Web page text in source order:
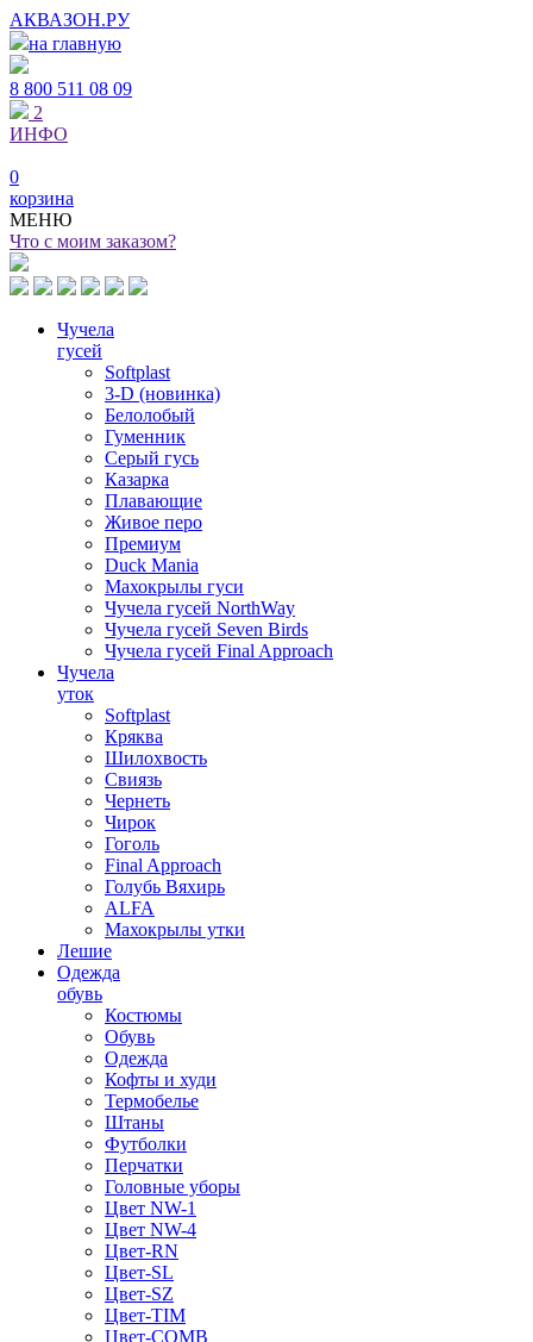
АКВАЗОН.РУ
на главную
8 800 511 08 09
2
ИНФО
0
корзина
МЕНЮ
Что с моим заказом?
Чучела
гусей
Softplast
3-D (новинка)
Белолобый
Гуменник
Серый гусь
Казарка
Плавающие
Живое перо
Премиум
Duck Mania
Махокрылы гуси
Чучела гусей NorthWay
Чучела гусей Seven Birds
Чучела гусей Final Approach
Чучела
уток
Softplast
Кряква
Шилохвость
Свиязь
Чернеть
Чирок
Гоголь
Final Approach
Голубь Вяхирь
ALFA
Махокрылы утки
Лешие
Одежда
обувь
Костюмы
Обувь
Одежда
Кофты и худи
Термобелье
Штаны
Футболки
Перчатки
Головные уборы
Цвет NW-1
Цвет NW-4
Цвет-RN
Цвет-SL
Цвет-SZ
Цвет-TIM
Цвет-COMB